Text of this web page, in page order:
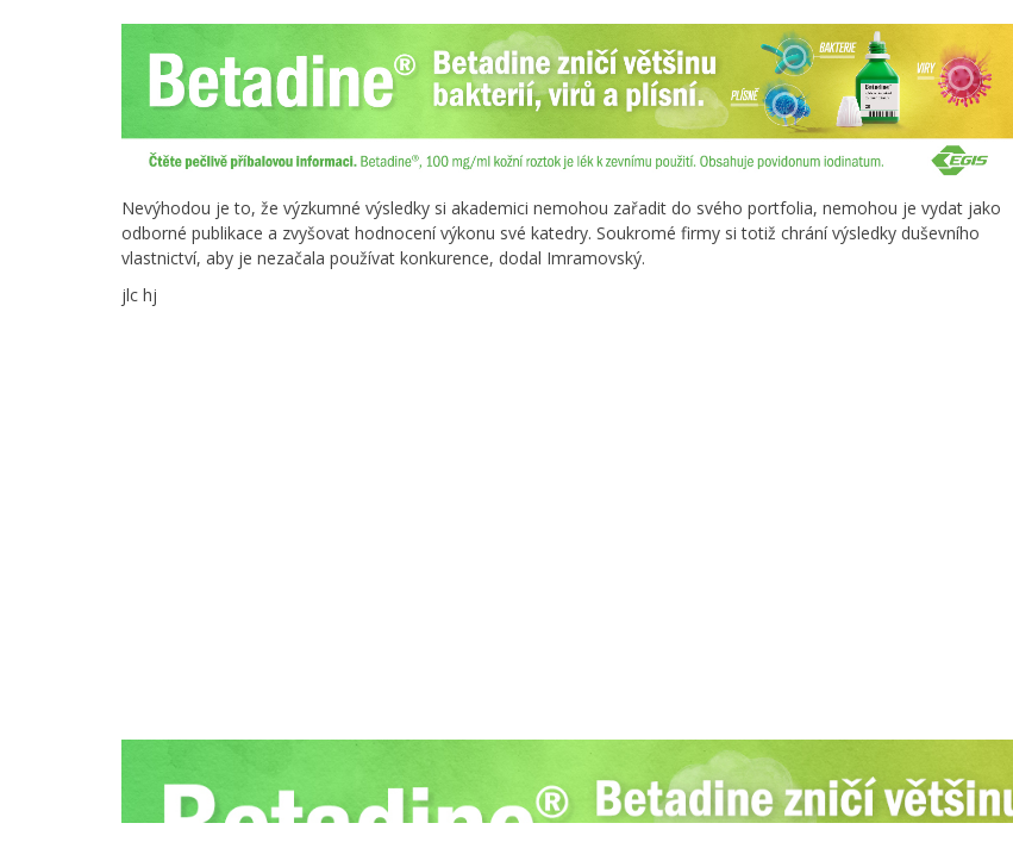
Nevýhodou je to, že výzkumné výsledky si akademici nemohou zařadit do svého portfolia, nemohou je vydat jako
odborné publikace a zvyšovat hodnocení výkonu své katedry. Soukromé firmy si totiž chrání výsledky duševního
vlastnictví, aby je nezačala používat konkurence, dodal Imramovský.
jlc hj